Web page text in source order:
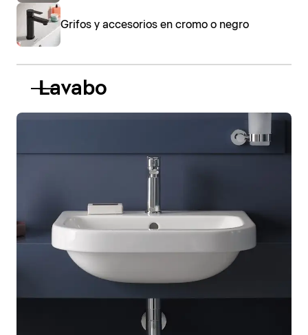
Grifos y accesorios en cromo o negro
Lavabo